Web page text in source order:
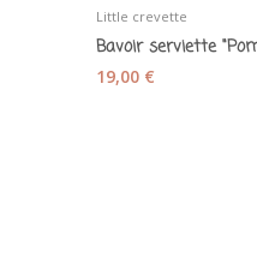
Little crevette
19,00 €